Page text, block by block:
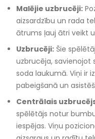
Malējie uzbrucēji:
aizsardzību un rada
ātrums ļauj ātri veikt
Uzbrucēji: Šie
uzbrucēja, savienojot
soda laukumā. Viņi ir
pabeigšanā un
Centrālais
spēlētājs notur
iespējas. Viņu